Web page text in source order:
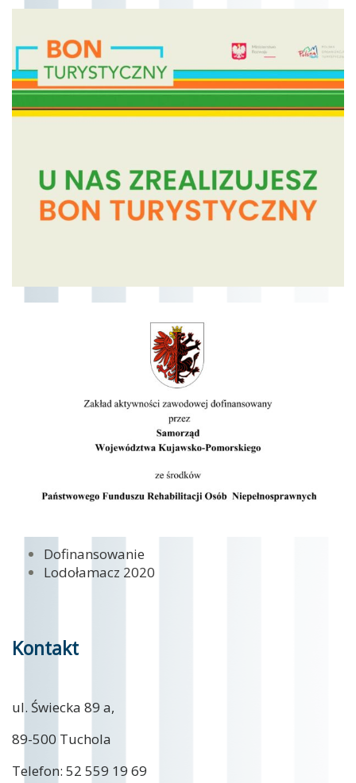
Dofinansowanie
Lodołamacz 2020
Kontakt
ul. Świecka 89 a,
89-500 Tuchola
Telefon: 52 559 19 69